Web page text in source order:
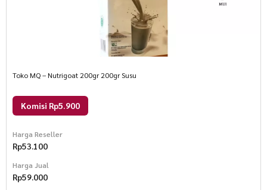
Toko MQ – Nutrigoat 200gr 200gr Susu
Komisi Rp5.900
Harga Reseller
Rp53.100
Harga Jual
Rp59.000